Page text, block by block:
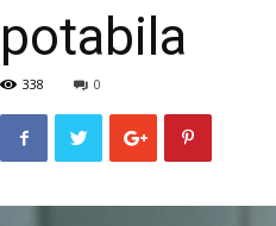
potabila
338 0